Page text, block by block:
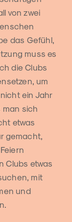
von zwei
das Gefühl,
muss es
die Clubs
um
ein Jahr
man sich
etwas
gemacht,
Clubs etwas
mit
und